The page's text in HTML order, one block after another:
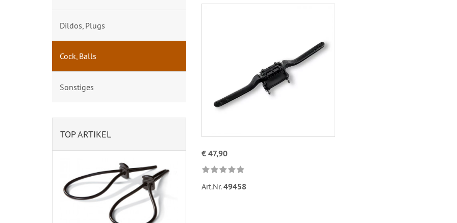
€ 47,90
Art.Nr.49458
Dildos, Plugs
Cock, Balls
Sonstiges
TOP ARTIKEL